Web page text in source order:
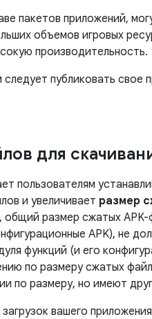
пакетов приложений,
объемов игровых
производительность.
публиковать свое
для
пользователям
и увеличивает размер
общий размер сжатых APK-
APK), не
функций (и его
по размеру сжатых
по размеру, но имеют
вашего